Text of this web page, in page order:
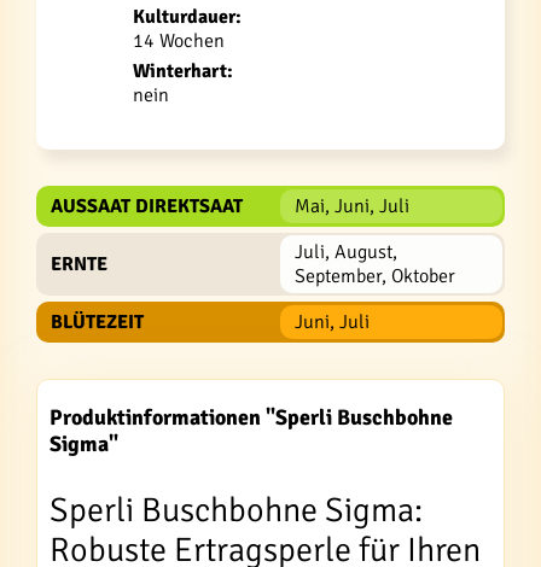
Kulturdauer:
14 Wochen
Winterhart:
nein
AUSSAAT DIREKTSAAT Mai, Juni, Juli
ERNTE
Juli, August,
September, Oktober
BLÜTEZEIT
Juni, Juli
Produktinformationen "Sperli Buschbohne
Sigma"
Sperli Buschbohne Sigma:
Robuste Ertragsperle für Ihren